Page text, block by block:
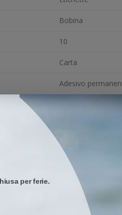
per ferie.
Bobina
10
Carta
Adesivo
76 mm
40 mm
101 mm
Trasferimento
Stampanti